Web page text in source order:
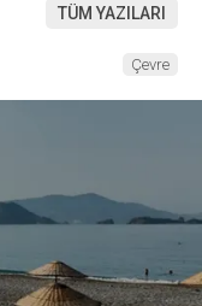
TÜM YAZILARI
Çevre